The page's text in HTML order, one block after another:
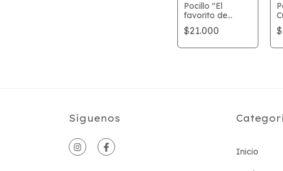
Pocillo "El
favorito de
mamá es"
$21.000
Síguenos
Inicio